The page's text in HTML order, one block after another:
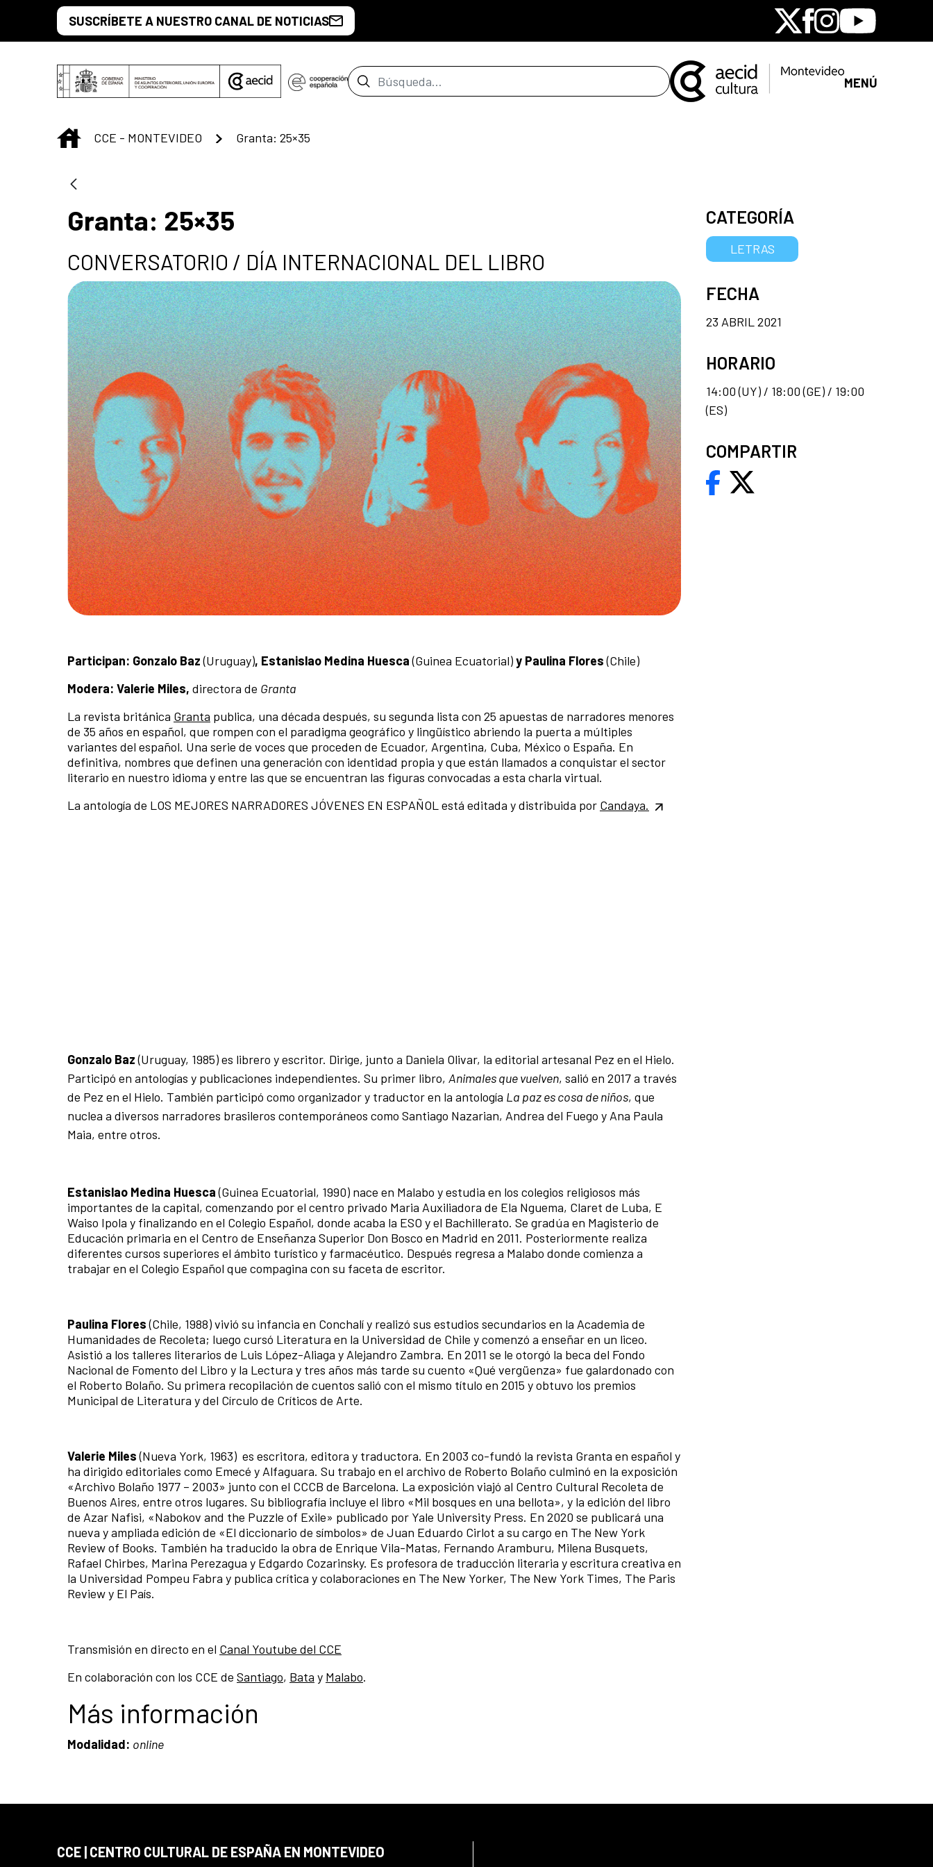
Saltar al contenido principal
SUSCRÍBETE A NUESTRO CANAL DE NOTICIAS X Facebook
Instagram
Youtube
Barra de búsqueda MENÚ
INICIO
CCE - MONTEVIDEO Granta: 25×35
Granta: 25×35
CONVERSATORIO / DÍA INTERNACIONAL DEL LIBRO
Participan: Gonzalo Baz(Uruguay), Estanislao Medina Huesca(Guinea Ecuatorial)y Paulina Flores(Chile)
Modera: Valerie Miles, directora de Granta
La revista británica Granta publica, una década después, su segunda lista con 25 apuestas de narradores menores
de 35 años en español, que rompen con el paradigma geográfico y lingüístico abriendo la puerta a múltiples
variantes del español. Una serie de voces que proceden de Ecuador, Argentina, Cuba, México o España. En
definitiva, nombres que definen una generación con identidad propia y que están llamados a conquistar el sector
literario en nuestro idioma y entre las que se encuentran las figuras convocadas a esta charla virtual.
La antología de LOS MEJORES NARRADORES JÓVENES EN ESPAÑOL está editada y distribuida por Candaya.
Gonzalo Baz(Uruguay, 1985) es librero y escritor. Dirige, junto a Daniela Olivar, la editorial artesanal Pez en el Hielo.
Participó en antologías y publicaciones independientes. Su primer libro, Animales que vuelven, salió en 2017 a través
de Pez en el Hielo. También participó como organizador y traductor en la antología La paz es cosa de niños, que
nuclea a diversos narradores brasileros contemporáneos como Santiago Nazarian, Andrea del Fuego y Ana Paula
Maia, entre otros.
Estanislao Medina Huesca(Guinea Ecuatorial, 1990) nace en Malabo y estudia en los colegios religiosos más
importantes de la capital, comenzando por el centro privado Maria Auxiliadora de Ela Nguema, Claret de Luba, E
Waiso Ipola y finalizando en el Colegio Español, donde acaba la ESO y el Bachillerato. Se gradúa en Magisterio de
Educación primaria en el Centro de Enseñanza Superior Don Bosco en Madrid en 2011. Posteriormente realiza
diferentes cursos superiores el ámbito turístico y farmacéutico. Después regresa a Malabo donde comienza a
trabajar en el Colegio Español que compagina con su faceta de escritor.
Paulina Flores(Chile, 1988) vivió su infancia en Conchalí y realizó sus estudios secundarios en la Academia de
Humanidades de Recoleta; luego cursó Literatura en la Universidad de Chile y comenzó a enseñar en un liceo.
Asistió a los talleres literarios de Luis López-Aliaga y Alejandro Zambra. En 2011 se le otorgó la beca del Fondo
Nacional de Fomento del Libro y la Lectura y tres años más tarde su cuento «Qué vergüenza» fue galardonado con
el Roberto Bolaño.​ Su primera recopilación de cuentos salió con el mismo título en 2015 y obtuvo los premios
Municipal de Literatura y del Círculo de Críticos de Arte.
Valerie Miles(Nueva York, 1963) es escritora, editora y traductora. En 2003 co-fundó la revista Granta en español y
ha dirigido editoriales como Emecé y Alfaguara. Su trabajo en el archivo de Roberto Bolaño culminó en la exposición
«Archivo Bolaño 1977 – 2003» junto con el CCCB de Barcelona. La exposición viajó al Centro Cultural Recoleta de
Buenos Aires, entre otros lugares. Su bibliografía incluye el libro «Mil bosques en una bellota», y la edición del libro
de Azar Nafisi, «Nabokov and the Puzzle of Exile» publicado por Yale University Press. En 2020 se publicará una
nueva y ampliada edición de «El diccionario de símbolos» de Juan Eduardo Cirlot a su cargo en The New York
Review of Books. También ha traducido la obra de Enrique Vila-Matas, Fernando Aramburu, Milena Busquets,
Rafael Chirbes, Marina Perezagua y Edgardo Cozarinsky. Es profesora de traducción literaria y escritura creativa en
la Universidad Pompeu Fabra y publica crítica y colaboraciones en The New Yorker, The New York Times, The Paris
Review y El País.
Transmisión en directo en el Canal Youtube del CCE
En colaboración con los CCE de Santiago, Bata y Malabo.
Más información
Modalidad: online
CATEGORÍA
LETRAS
FECHA
23 ABRIL 2021
HORARIO
14:00 (UY) / 18:00 (GE) / 19:00
(ES)
COMPARTIR
CCE | CENTRO CULTURAL DE ESPAÑA EN MONTEVIDEO